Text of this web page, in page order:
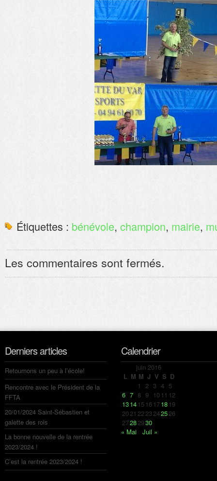
Étiquettes : bénévole, champion, mairie,
Les commentaires sont fermés.
Derniers articles
Retournons un peu à l’école!
Rencontre avec le Président de la
FFTA
20/01/2024 Saint-Sébastien et
galette des rois
La bonne nouvelle de la rentrée
2023/2024 !
C’est la rentrée 2023/2024 !
Calendrier
juin 2016
L M M J V S D
1 2 3 4 5
6 7 8 9 10 11 12
1314 15 16 1718 19
2021 2223242526
27282930
« Mai
Juil »